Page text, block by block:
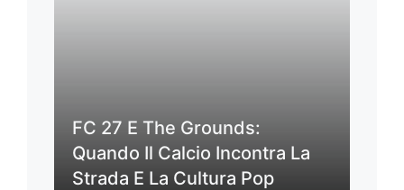
FC 27 E The Grounds:
Quando Il Calcio Incontra La
Strada E La Cultura Pop